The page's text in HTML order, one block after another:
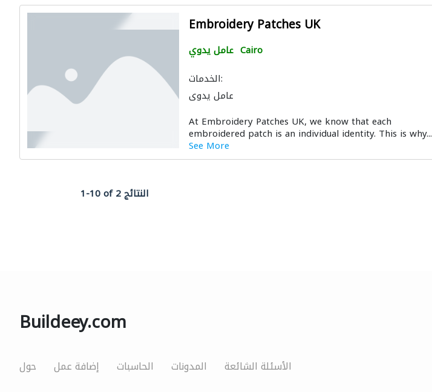
Embroidery Patches UK
عامل يدوي Cairo
الخدمات:
عامل يدوي
At Embroidery Patches UK, we know that each
embroidered patch is an individual identity. This is why...
See More
1-10 of 2 النتائج
Buildeey.com
حول إضافة عمل الحاسبات المدونات الأسئلة الشائعة